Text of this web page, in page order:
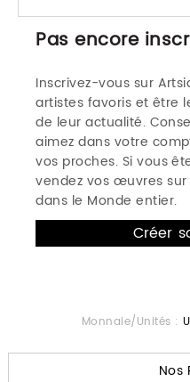
Pas encore
Inscrivez-vous sur
artistes favoris et être
de leur actualité.
aimez dans votre
vos proches. Si vous
vendez vos œuvres
dans le Monde entier.
Monnaie/Unités :
Nos